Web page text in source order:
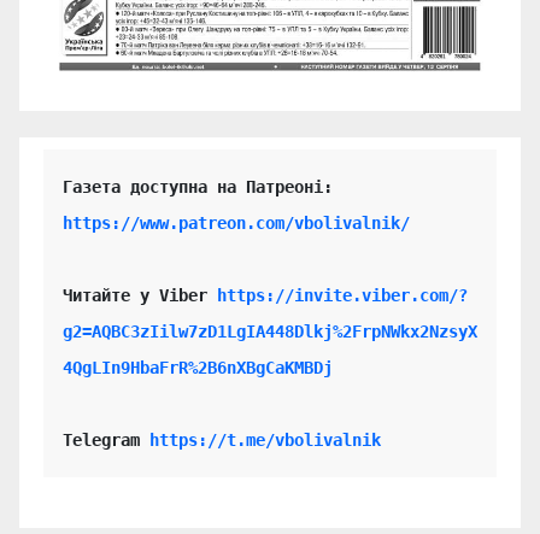
https://www.patreon.com/vbolivalnik/
Читайте у Viber
https://invite.viber.com/?
g2=AQBC3zIilw7zD1LgIA448Dlkj%2FrpNWkx2NzsyX
4QgLIn9HbaFrR%2B6nXBgCaKMBDj
Telegram https://t.me/vbolivalnik